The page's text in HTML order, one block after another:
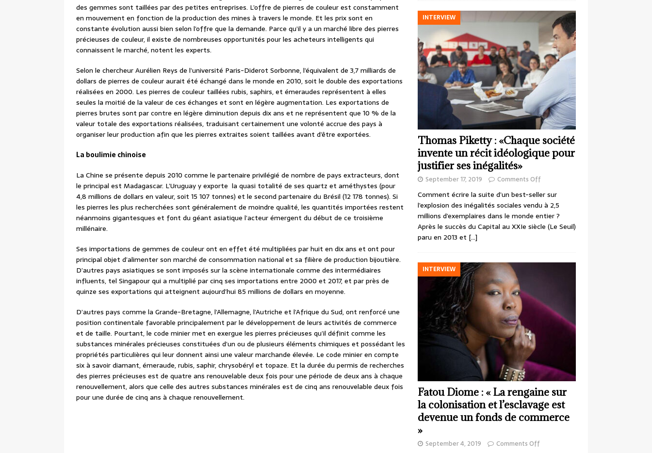
des gemmes sont taillées par des petites entreprises. L’offre de pierres de couleur est constamment
en mouvement en fonction de la production des mines à travers le monde. Et les prix sont en
constante évolution aussi bien selon l’offre que la demande. Parce qu’il y a un marché libre des pierres
précieuses de couleur, il existe de nombreuses opportunités pour les acheteurs intelligents qui
connaissent le marché, notent les experts.
Selon le chercheur Aurélien Reys de l’université Paris-Diderot Sorbonne, l’équivalent de 3,7 milliards de
dollars de pierres de couleur aurait été échangé dans le monde en 2010, soit le double des exportations
réalisées en 2000. Les pierres de couleur taillées rubis, saphirs, et émeraudes représentent à elles
seules la moitié de la valeur de ces échanges et sont en légère augmentation. Les exportations de
pierres brutes sont par contre en légère diminution depuis dix ans et ne représentent que 10 % de la
valeur totale des exportations réalisées, traduisant certainement une volonté accrue des pays à
organiser leur production afin que les pierres extraites soient taillées avant d’être exportées.
La boulimie chinoise
La Chine se présente depuis 2010 comme le partenaire privilégié de nombre de pays extracteurs, dont
le principal est Madagascar. L’Uruguay y exporte la quasi totalité de ses quartz et améthystes (pour
4,8 millions de dollars en valeur, soit 15 107 tonnes) et le second partenaire du Brésil (12 178 tonnes). Si
les pierres les plus recherchées sont généralement de moindre qualité, les quantités importées restent
néanmoins gigantesques et font du géant asiatique l’acteur émergent du début de ce troisième
millénaire.
Ses importations de gemmes de couleur ont en effet été multipliées par huit en dix ans et ont pour
principal objet d’alimenter son marché de consommation national et sa filière de production bijoutière.
D’autres pays asiatiques se sont imposés sur la scène internationale comme des intermédiaires
influents, tel Singapour qui a multiplié par cinq ses importations entre 2000 et 2017, et par près de
quinze ses exportations qui atteignent aujourd’hui 85 millions de dollars en moyenne.
D’autres pays comme la Grande-Bretagne, l’Allemagne, l’Autriche et l’Afrique du Sud, ont renforcé une
position continentale favorable principalement par le développement de leurs activités de commerce
et de taille. Pourtant, le code minier met en exergue les pierres précieuses qu’il définit comme les
substances minérales précieuses constituées d’un ou de plusieurs éléments chimiques et possédant les
propriétés particulières qui leur donnent ainsi une valeur marchande élevée. Le code minier en compte
six à savoir diamant, émeraude, rubis, saphir, chrysobéryl et topaze. Et la durée du permis de recherches
des pierres précieuses est de quatre ans renouvelable deux fois pour une période de deux ans à chaque
renouvellement, alors que celle des autres substances minérales est de cinq ans renouvelable deux fois
pour une durée de cinq ans à chaque renouvellement.
INTERVIEW
Thomas Piketty : «Chaque société
invente un récit idéologique pour
justifier ses inégalités»
September 17, 2019 Comments Off
Comment écrire la suite d’un best-seller sur
l’explosion des inégalités sociales vendu à 2,5
millions d’exemplaires dans le monde entier ?
Après le succès du Capital au XXIe siècle (Le Seuil)
paru en 2013 et […]
INTERVIEW
Fatou Diome : « La rengaine sur
la colonisation et l’esclavage est
devenue un fonds de commerce
»
September 4, 2019 Comments Off